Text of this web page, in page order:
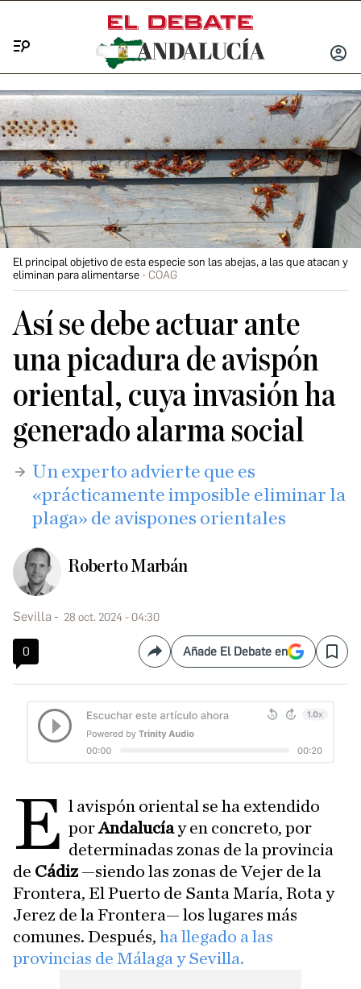
INICIAR
El principal objetivo de esta especie son las abejas, a las que atacan y
eliminan para alimentarse
COAG
Así se debe actuar ante
una picadura de avispón
oriental, cuya invasión ha
generado alarma social
Un experto advierte que es
«prácticamente imposible eliminar la
plaga» de avispones orientales
Roberto Marbán
Sevilla 28 oct. 2024 - 04:30
0 CompartirAñade El Debate en Save
E l avispón oriental se ha extendido
porAndalucíay en concreto, por
determinadas zonas de la provincia
de Cádiz—siendo las zonas de Vejer de la
Frontera, El Puerto de Santa María, Rota y
Jerez de la Frontera— los lugares más
comunes. Después, ha llegado a las
provincias de Málaga y Sevilla.